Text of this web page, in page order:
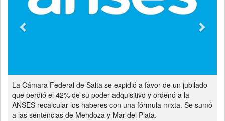
La Cámara Federal de Salta se expidió a favor de un jubilado
que perdió el 42% de su poder adquisitivo y ordenó a la
ANSES recalcular los haberes con una fórmula mixta. Se sumó
a las sentencias de Mendoza y Mar del Plata.